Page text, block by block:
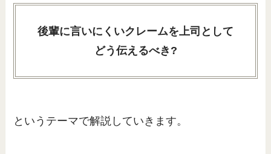
後輩に言いにくいクレームを上司として
どう伝えるべき?
というテーマで解説していきます。